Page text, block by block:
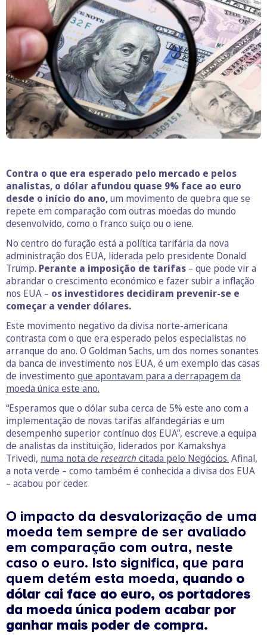
Contra o que era esperado pelo mercado e pelos
analistas, o dólar afundou quase 9% face ao euro
desde o início do ano,um movimento de quebra que se
repete em comparação com outras moedas do mundo
desenvolvido, como o franco suíço ou o iene.
No centro do furação está a política tarifária da nova
administração dos EUA, liderada pelo presidente Donald
Trump. Perante a imposição de tarifas – que pode vir a
abrandar o crescimento económico e fazer subir a inflação
nos EUA – os investidores decidiram prevenir-se e
começar a vender dólares.
Este movimento negativo da divisa norte-americana
contrasta com o que era esperado pelos especialistas no
arranque do ano. O Goldman Sachs, um dos nomes sonantes
da banca de investimento nos EUA, é um exemplo das casas
de investimento que apontavam para a derrapagem da
moeda única este ano.
“Esperamos que o dólar suba cerca de 5% este ano com a
implementação de novas tarifas alfandegárias e um
desempenho superior contínuo dos EUA”, escreve a equipa
de analistas da instituição, liderados por Kamakshya
Trivedi, numa nota de research citada pelo Negócios. Afinal,
a nota verde – como também é conhecida a divisa dos EUA
– acabou por ceder.
O impacto da desvalorização de uma
moeda tem sempre de ser avaliado
em comparação com outra, neste
caso o euro. Isto significa, que para
quem detém esta moeda, quando o
dólar cai face ao euro, os portadores
da moeda única podem acabar por
ganhar mais poder de compra.